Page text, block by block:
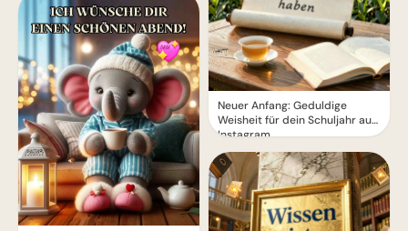
Neuer Anfang: Geduldige
Weisheit für dein Schuljahr auf
Instagram.